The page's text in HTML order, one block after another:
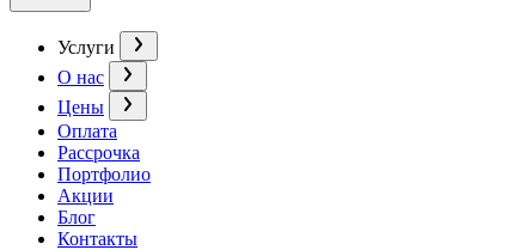
Услуги
О нас
Цены
Оплата
Рассрочка
Портфолио
Акции
Блог
Контакты